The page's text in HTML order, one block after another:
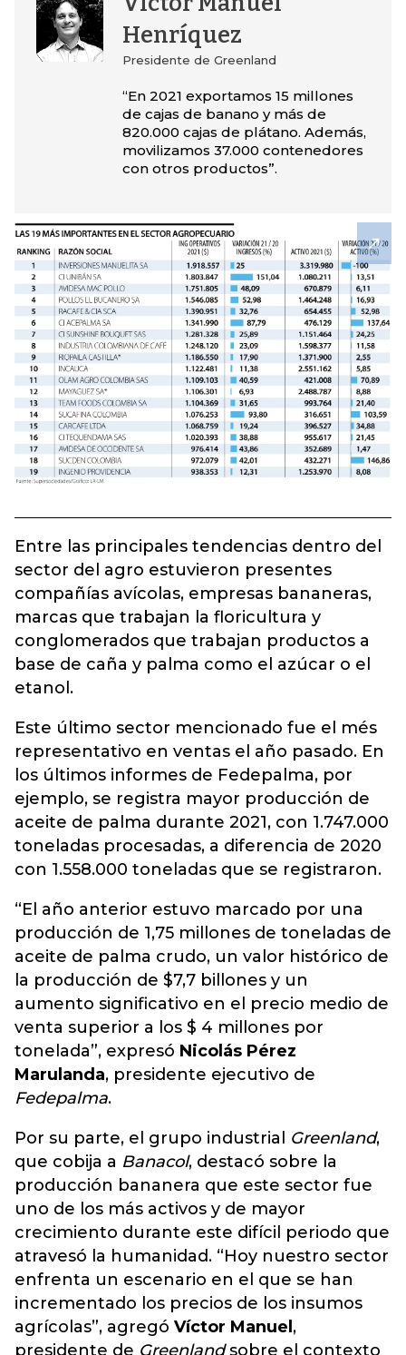
Henríquez
Presidente de Greenland
“En 2021 exportamos 15 millones
de cajas de banano y más de
820.000 cajas de plátano. Además,
movilizamos 37.000 contenedores
con otros productos”.
Entre las principales tendencias dentro del
sector del agro estuvieron presentes
compañías avícolas, empresas bananeras,
marcas que trabajan la floricultura y
conglomerados que trabajan productos a
base de caña y palma como el azúcar o el
etanol.
Este último sector mencionado fue el més
representativo en ventas el año pasado. En
los últimos informes de Fedepalma, por
ejemplo, se registra mayor producción de
aceite de palma durante 2021, con 1.747.000
toneladas procesadas, a diferencia de 2020
con 1.558.000 toneladas que se registraron.
“El año anterior estuvo marcado por una
producción de 1,75 millones de toneladas de
aceite de palma crudo, un valor histórico de
la producción de $7,7 billones y un
aumento significativo en el precio medio de
venta superior a los $ 4 millones por
tonelada”, expresó Nicolás Pérez
Marulanda, presidente ejecutivo de
Fedepalma.
Por su parte, el grupo industrial Greenland,
que cobija a Banacol, destacó sobre la
producción bananera que este sector fue
uno de los más activos y de mayor
crecimiento durante este difícil periodo que
atravesó la humanidad. “Hoy nuestro sector
enfrenta un escenario en el que se han
incrementado los precios de los insumos
agrícolas”, agregó Víctor Manuel ,
presidente de Greenlandsobre el contexto